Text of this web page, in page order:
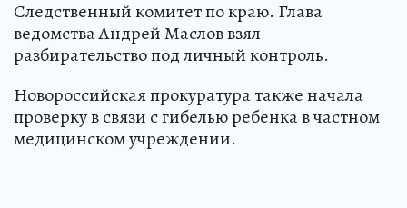
Следственный комитет по краю. Глава
ведомства Андрей Маслов взял
разбирательство под личный контроль.
Новороссийская прокуратура также начала
проверку в связи с гибелью ребенка в частном
медицинском учреждении.